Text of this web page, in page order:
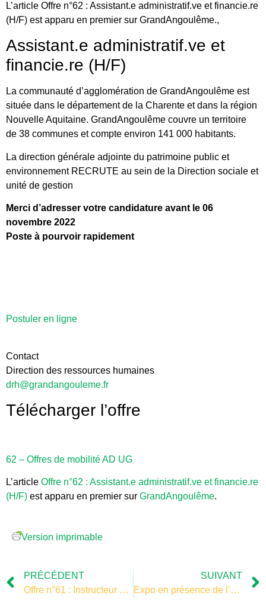
L’article Offre n°62 : Assistant.e administratif.ve et financie.re
(H/F) est apparu en premier sur GrandAngoulême.,
Assistant.e administratif.ve et
financie.re (H/F)
La communauté d’agglomération de GrandAngoulême est
située dans le département de la Charente et dans la région
Nouvelle Aquitaine. GrandAngoulême couvre un territoire
de 38 communes et compte environ 141 000 habitants.
La direction générale adjointe du patrimoine public et
environnement RECRUTE au sein de la Direction sociale et
unité de gestion
Merci d’adresser votre candidature avant le 06
novembre 2022
Poste à pourvoir rapidement
Postuler en ligne
Contact
Direction des ressources humaines
drh@grandangouleme.fr
Télécharger l’offre
62 – Offres de mobilité AD UG
L’article Offre n°62 : Assistant.e administratif.ve et financie.re
(H/F) est apparu en premier sur GrandAngoulême.
Version imprimable
PRÉCÉDENT
Offre n°61 : Instructeur des autorisations d’urbanisme (H/F)
SUIVANT
Expo en présence de l’artiste